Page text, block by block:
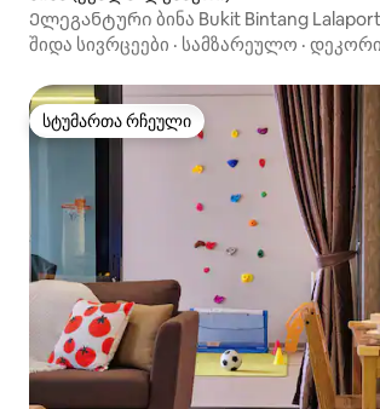
Ელეგანტური ბინა Bukit Bintang Lalaport
შიდა სივრცეები · სამზარეულო · დეკორი
სტუმართა რჩეული
სტუმართა რჩეული